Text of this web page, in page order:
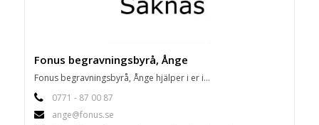
Fonus begravningsbyrå, Ånge
Fonus begravningsbyrå, Ånge hjälper i er i...
0771 - 87 00 87
ange@fonus.se